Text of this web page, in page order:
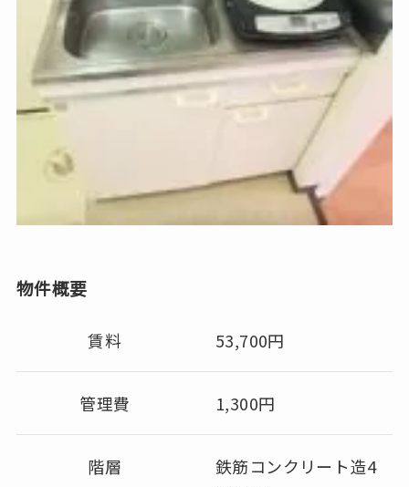
物件概要
賃料 53,700円
管理費 1,300円
階層
鉄筋コンクリート造4